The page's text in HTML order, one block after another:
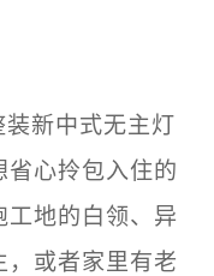
新中式无主灯
省心拎包入住的
工地的白领、异
，或者家里有老